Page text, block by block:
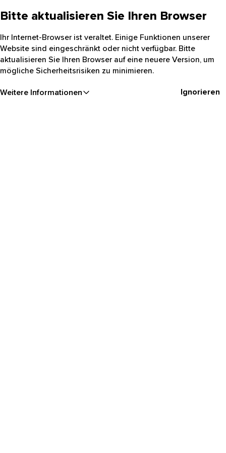
Bitte aktualisieren Sie Ihren Browser
Ihr Internet-Browser ist veraltet. Einige Funktionen unserer
Website sind eingeschränkt oder nicht verfügbar. Bitte
aktualisieren Sie Ihren Browser auf eine neuere Version, um
mögliche Sicherheitsrisiken zu minimieren.
Weitere Informationen Ignorieren